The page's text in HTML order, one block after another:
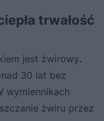
trwałość
jest żwirowy.
30 lat bez
wymiennikach
żwiru przez